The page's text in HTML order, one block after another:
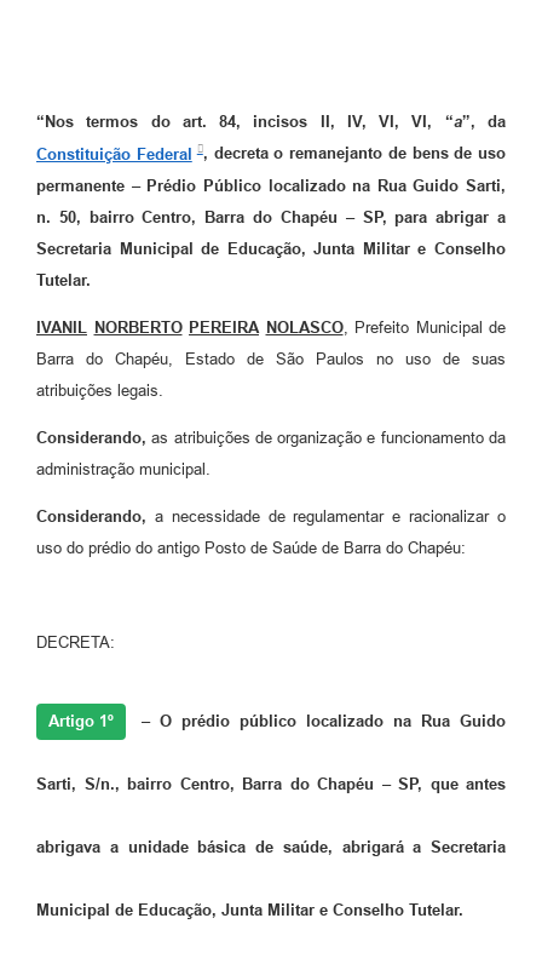
“Nos termos do art. 84, incisos II, IV, VI, VI, “a”, da
Constituição Federal
, decreta o remanejanto de bens de uso
permanente – Prédio Público localizado na Rua Guido Sarti,
n. 50, bairro Centro, Barra do Chapéu – SP, para abrigar a
Secretaria Municipal de Educação, Junta Militar e Conselho
Tutelar.
IVANIL NORBERTO PEREIRA NOLASCO, Prefeito Municipal de
Barra do Chapéu, Estado de São Paulos no uso de suas
atribuições legais.
Considerando, as atribuições de organização e funcionamento da
administração municipal.
Considerando, a necessidade de regulamentar e racionalizar o
uso do prédio do antigo Posto de Saúde de Barra do Chapéu:
DECRETA:
Artigo 1º – O prédio público localizado na Rua Guido
Sarti, S/n., bairro Centro, Barra do Chapéu – SP, que antes
abrigava a unidade básica de saúde, abrigará a Secretaria
Municipal de Educação, Junta Militar e Conselho Tutelar.